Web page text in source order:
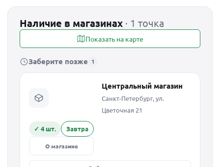
Наличие в магазинах · 1 точка
Показать на карте
Заберите позже 1
Центральный магазин
Санкт-Петербург, ул.
Цветочная 21
✓ 4 шт. Завтра
О магазине